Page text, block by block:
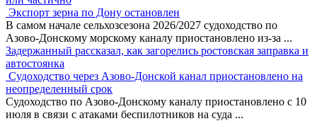
Экспорт зерна по Дону остановлен
В самом начале сельхозсезона 2026/2027 судоходство по
Азово-Донскому морскому каналу приостановлено из-за ...
Задержанный рассказал, как загорелись ростовская заправка и
автостоянка
Судоходство через Азово-Донской канал приостановлено на
неопределенный срок
Судоходство по Азово-Донскому каналу приостановлено с 10
июля в связи с атаками беспилотников на суда ...